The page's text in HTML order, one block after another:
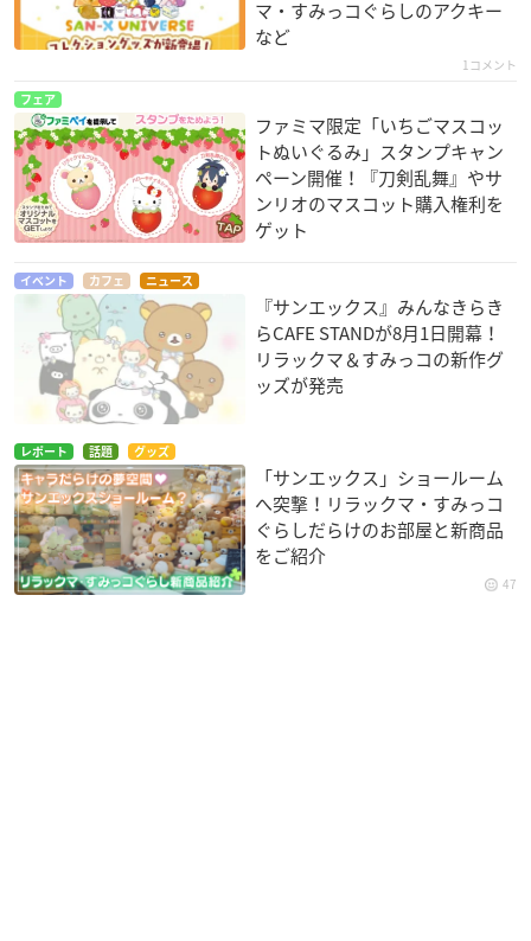
マ・すみっコぐらしのアクキー
など
1コメント
フェア
ファミマ限定「いちごマスコッ
トぬいぐるみ」スタンプキャン
ペーン開催！『刀剣乱舞』やサ
ンリオのマスコット購入権利を
ゲット
イベント カフェ ニュース
『サンエックス』みんなきらき
らCAFE STANDが8月1日開幕！
リラックマ＆すみっコの新作グ
ッズが発売
レポート 話題 グッズ
「サンエックス」ショールーム
へ突撃！リラックマ・すみっコ
ぐらしだらけのお部屋と新商品
をご紹介
47